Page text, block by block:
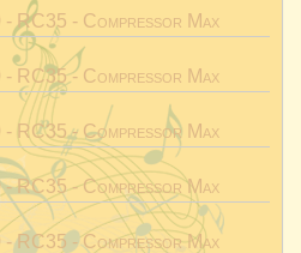
RC35 - Compressor Max
RC35 - Compressor Max
RC35 - Compressor Max
RC35 - Compressor Max
RC35 - Compressor Max